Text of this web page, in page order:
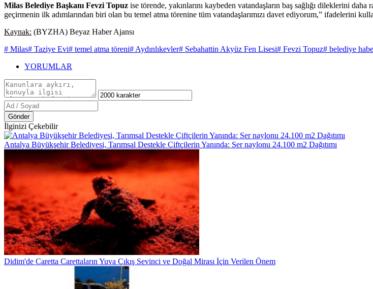
Milas Belediye Başkanı Fevzi Topuz ise törende, yakınlarını kaybeden vatandaşların baş sağlığı dileklerini
geçirmenin ilk adımlarından biri olan bu temel atma törenine tüm vatandaşlarımızı davet ediyorum,” ifadelerini
Kaynak: (BYZHA) Beyaz Haber Ajansı
# Milas# Taziye Evi# temel atma töreni# Aydınlıkevler# Sebahattin Akyüz Fen Lisesi# Fevzi Topuz# belediye
YORUMLAR
Gönder
İlginizi Çekebilir
Antalya Büyükşehir Belediyesi, Tarımsal Destekle Çiftçilerin Yanında: Ser naylonu 24.100 m2 Dağıtımı
Didim'de Caretta Carettaların Yuva Çıkış Sevinci ve Doğal Mirası İçin Verilen Önem